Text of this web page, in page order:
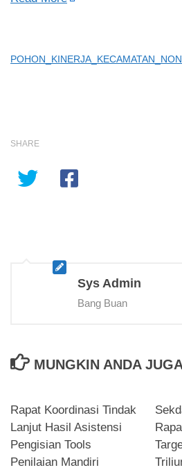
SHARE
Sys Admin
Bang Buan
MUNGKIN ANDA
Rapat Koordinasi Tindak
Lanjut Hasil Asistensi
Pengisian Tools
Penilaian Mandiri